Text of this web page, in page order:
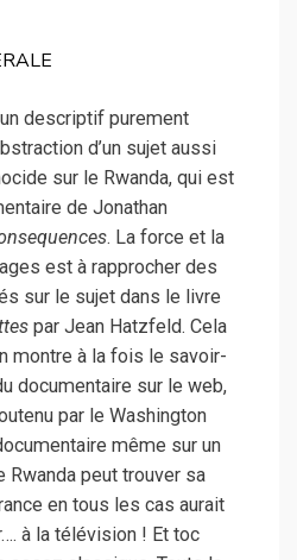
descriptif purement
d’un sujet aussi
sur le Rwanda, qui est
de Jonathan
. La force et la
est à rapprocher des
sur le sujet dans le livre
par Jean Hatzfeld. Cela
montre à la fois le savoir-
documentaire sur le web,
par le Washington
même sur un
Rwanda peut trouver sa
en tous les cas aurait
à la télévision ! Et toc